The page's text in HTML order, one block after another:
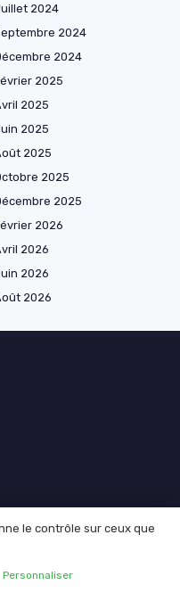
2024
2024
2024
2025
2025
2025
2025
2025
2025
2026
2026
2026
2026
le contrôle sur ceux que
Personnaliser